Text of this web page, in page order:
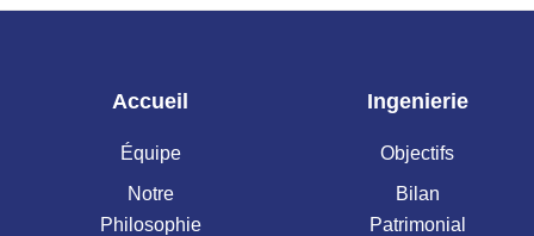
Accueil
Équipe
Notre
Philosophie
Ingenierie
Objectifs
Bilan
Patrimonial